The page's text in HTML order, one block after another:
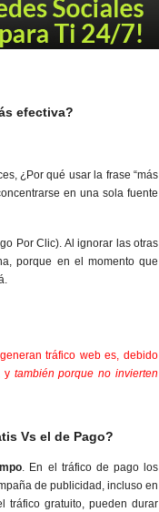
efectiva?
¿Por qué usar la frase “más
en una sola fuente
Por Clic). Al ignorar las otras
porque en el momento que
tráfico web es, debido
y también porque no invierten
Vs el de Pago?
. En el tráfico de pago los
de publicidad, incluso en
tráfico gratuito, pueden durar